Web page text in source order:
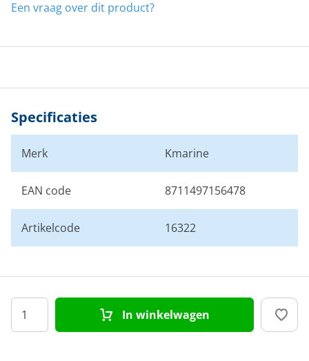
Een vraag over dit product?
Specificaties
Merk Kmarine
EAN code 8711497156478
Artikelcode 16322
In winkelwagen